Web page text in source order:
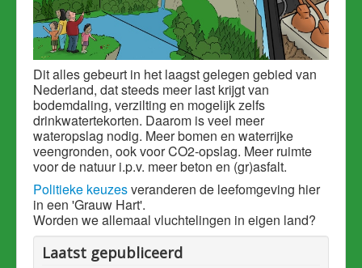
Dit alles gebeurt in het laagst gelegen gebied van
Nederland, dat steeds meer last krijgt van
bodemdaling, verzilting en mogelijk zelfs
drinkwatertekorten. Daarom is veel meer
wateropslag nodig. Meer bomen en waterrijke
veengronden, ook voor CO2-opslag. Meer ruimte
voor de natuur i.p.v. meer beton en (gr)asfalt.
Politieke keuzesveranderen de leefomgeving hier
in een 'Grauw Hart'.
Worden we allemaal vluchtelingen in eigen land?
Laatst gepubliceerd